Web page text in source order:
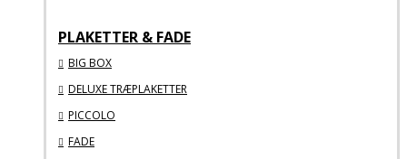
PLAKETTER & FADE
BIG BOX
DELUXE TRÆPLAKETTER
PICCOLO
FADE